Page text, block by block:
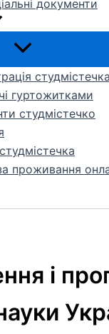
документи
студмістечка
гуртожитками
студмістечко
проживання
і